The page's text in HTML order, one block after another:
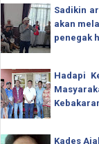
Sadikin
akan
penegak
Hadapi
Kades